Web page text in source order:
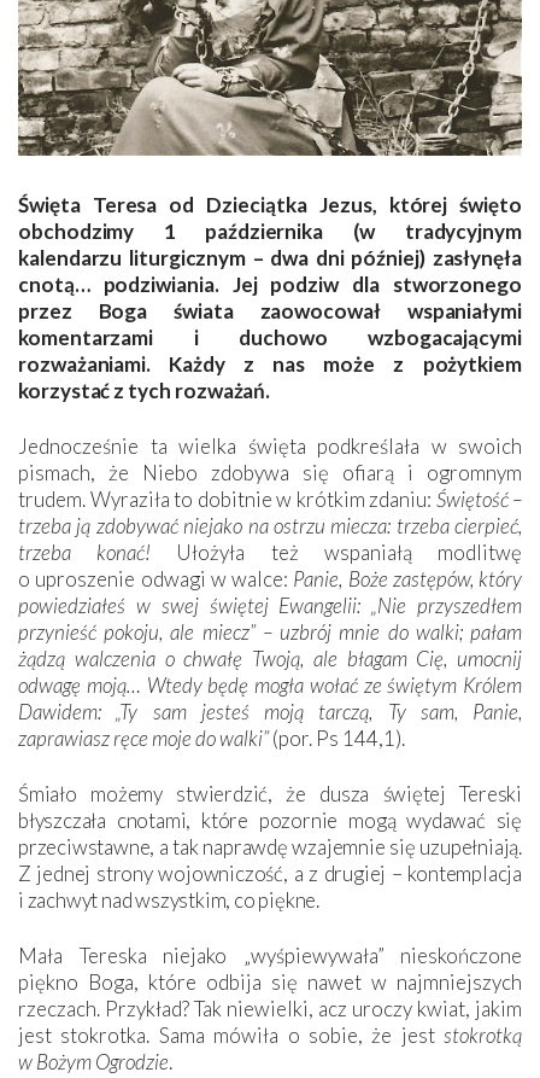
Święta Teresa od Dzieciątka Jezus, której święto
obchodzimy 1 października (w tradycyjnym
kalendarzu liturgicznym – dwa dni później) zasłynęła
cnotą… podziwiania. Jej podziw dla stworzonego
przez Boga świata zaowocował wspaniałymi
komentarzami i duchowo wzbogacającymi
rozważaniami. Każdy z nas może z pożytkiem
korzystać z tych rozważań.
Jednocześnie ta wielka święta podkreślała w swoich
pismach, że Niebo zdobywa się ofiarą i ogromnym
trudem. Wyraziła to dobitnie w krótkim zdaniu: Świętość –
trzeba ją zdobywać niejako na ostrzu miecza: trzeba cierpieć,
trzeba konać! Ułożyła też wspaniałą modlitwę
o uproszenie odwagi w walce: Panie, Boże zastępów, który
powiedziałeś w swej świętej Ewangelii: „Nie przyszedłem
przynieść pokoju, ale miecz” – uzbrój mnie do walki; pałam
żądzą walczenia o chwałę Twoją, ale błagam Cię, umocnij
odwagę moją… Wtedy będę mogła wołać ze świętym Królem
Dawidem: „Ty sam jesteś moją tarczą, Ty sam, Panie,
zaprawiasz ręce moje do walki”(por. Ps 144,1).
Śmiało możemy stwierdzić, że dusza świętej Tereski
błyszczała cnotami, które pozornie mogą wydawać się
przeciwstawne, a tak naprawdę wzajemnie się uzupełniają.
Z jednej strony wojowniczość, a z drugiej – kontemplacja
i zachwyt nad wszystkim, co piękne.
Mała Tereska niejako „wyśpiewywała” nieskończone
piękno Boga, które odbija się nawet w najmniejszych
rzeczach. Przykład? Tak niewielki, acz uroczy kwiat, jakim
jest stokrotka. Sama mówiła o sobie, że jest stokrotką
w Bożym Ogrodzie.